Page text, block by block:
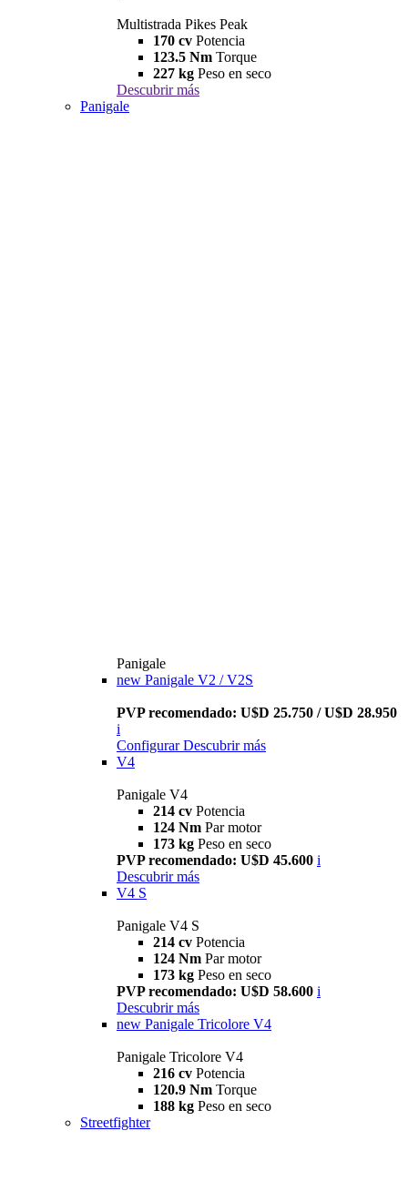
Multistrada Pikes Peak
170 cv Potencia
123.5 Nm Torque
227 kg Peso en seco
Descubrir más
Panigale
Panigale
new Panigale V2 / V2S
PVP recomendado: U$D 25.750 / U$D 28.950
i
Configurar Descubrir más
V4
Panigale V4
214 cv Potencia
124 Nm Par motor
173 kg Peso en seco
PVP recomendado: U$D 45.600 i
Descubrir más
V4 S
Panigale V4 S
214 cv Potencia
124 Nm Par motor
173 kg Peso en seco
PVP recomendado: U$D 58.600 i
Descubrir más
new Panigale Tricolore V4
Panigale Tricolore V4
216 cv Potencia
120.9 Nm Torque
188 kg Peso en seco
Streetfighter